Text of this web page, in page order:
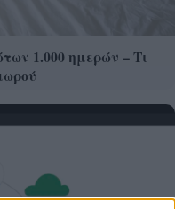
1.000 ημερών – Τι